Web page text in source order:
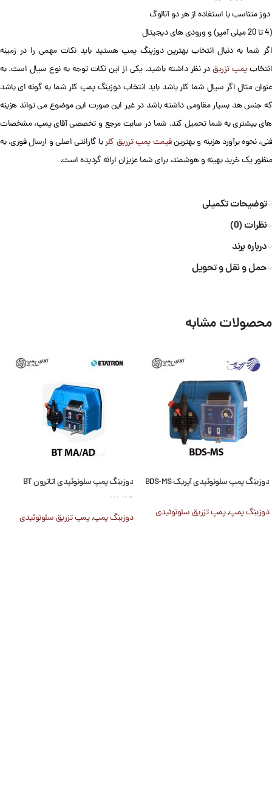
دوز متناسب با استفاده از هر دو آنالوگ
(4 تا 20 میلی آمپر) و ورودی های دیجیتال
اگر شما به دنبال انتخاب بهترین دوزینگ پمپ هستید باید نکات مهمی را در زمینه
انتخابپمپ تزریقدر نظر داشته باشید. یکی از این نکات توجه به نوع سیال است. به
عنوان مثال اگر سیال شما کلر باشد باید انتخاب دوزینگ پمپ کلر شما به گونه ای باشد
که جنس هد بسیار مقاومی داشته باشد در غیر این صورت این موضوع می تواند هزینه
های بیشتری به شما تحمیل کند. شما در سایت مرجع و تخصصی آقای پمپ، مشخصات
فنی، نحوه برآورد هزینه و بهترینقیمت پمپ تزریق کلربا گارانتی اصلی و ارسال فوری، به
منظور یک خرید بهینه و هوشمند، برای شما عزیزان ارائه گردیده است.
توضیحات تکمیلی
نظرات (0)
درباره برند
حمل و نقل و تحویل
محصولات مشابه
دوزینگ پمپ سلونوئیدی آیریک BDS-MS
دوزینگ پمپ,پمپ تزریق سلونوئیدی
دوزینگ پمپ سلونوئیدی اتاترون BT
MA/AD
دوزینگ پمپ,پمپ تزریق سلونوئیدی